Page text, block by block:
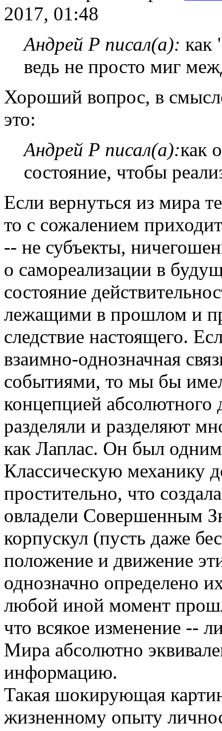
2017, 01:48
Андрей Р писал(а): как
ведь не просто миг
Хороший вопрос, в
это:
Андрей Р писал(а):как
состояние, чтобы
Если вернуться из мира
то с сожалением
-- не субъекты,
о самореализации в
состояние
лежащими в прошлом и
следствие настоящего.
взаимно-однозначная
событиями, то мы бы
концепцией
разделяли и разделяют
как Лаплас. Он был
Классическую механику
простительно, что
овладели Совершенным
корпускул (пусть даже
положение и движение
однозначно определено
любой иной момент
что всякое изменение --
Мира абсолютно
информацию.
Такая шокирующая
жизненному опыту